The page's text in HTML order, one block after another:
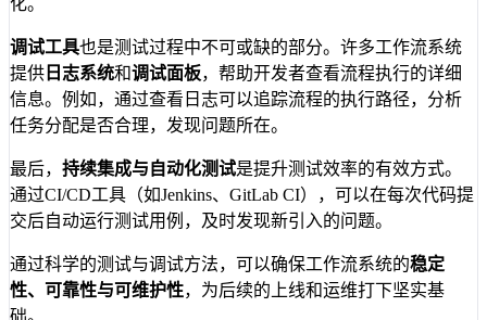
调试工具也是测试过程中不可或缺的部分。许多工作流系统
提供 日志系统和调试面板，帮助开发者查看流程执行的详细
信息。例如，通过查看日志可以追踪流程的执行路径，分析
任务分配是否合理，发现问题所在。
最后， 持续集成与自动化测试是提升测试效率的有效方式。
通过CI/CD工具（如Jenkins、GitLab CI），可以在每次代码提
交后自动运行测试用例，及时发现新引入的问题。
通过科学的测试与调试方法，可以确保工作流系统的稳定
性、可靠性与可维护性，为后续的上线和运维打下坚实基
础。